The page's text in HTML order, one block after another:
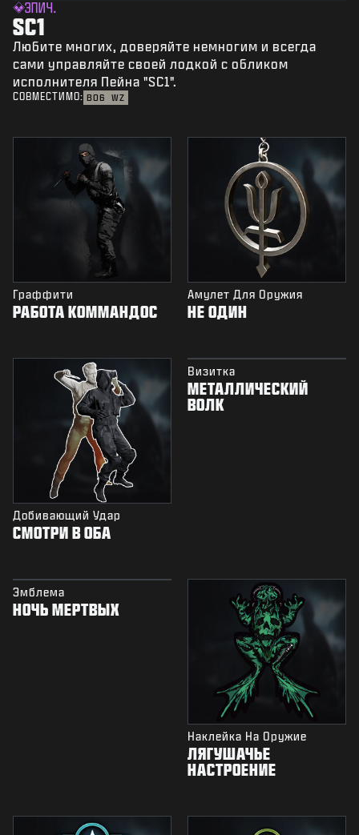
ЭПИЧ.
SC1
Любите многих, доверяйте немногим и всегда
сами управляйте своей лодкой с обликом
исполнителя Пейна "SC1".
СОВМЕСТИМО: BO6 WZ
Граффити
РАБОТА КОММАНДОС
Амулет Для Оружия
НЕ ОДИН
Добивающий Удар
СМОТРИ В ОБА
Визитка
МЕТАЛЛИЧЕСКИЙ
ВОЛК
Эмблема
НОЧЬ МЕРТВЫХ
Наклейка На Оружие
ЛЯГУШАЧЬЕ
НАСТРОЕНИЕ